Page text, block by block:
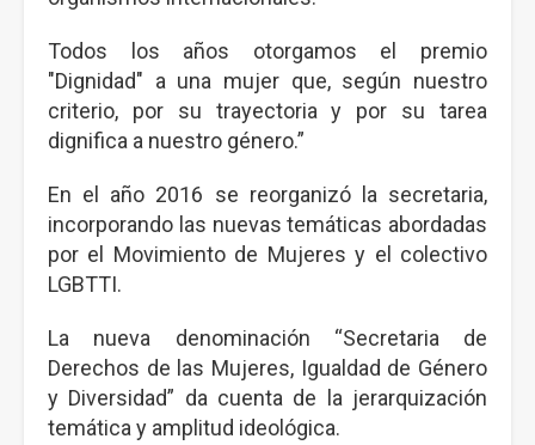
Todos los años otorgamos el premio
"Dignidad" a una mujer que, según nuestro
criterio, por su trayectoria y por su tarea
dignifica a nuestro género.”
En el año 2016 se reorganizó la secretaria,
incorporando las nuevas temáticas abordadas
por el Movimiento de Mujeres y el colectivo
LGBTTI.
La nueva denominación “Secretaria de
Derechos de las Mujeres, Igualdad de Género
y Diversidad” da cuenta de la jerarquización
temática y amplitud ideológica.